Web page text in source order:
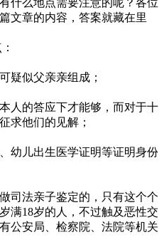
什么地点需要注意的呢？各位
文章的内容，答案就藏在里
疑似父亲亲组成；
人的答应下才能够，而对于十
求他们的见解；
幼儿出生医学证明等证明身份
司法亲子鉴定的，只有这个个
满18岁的人，不过触及恶性交
公安局、检察院、法院等机关